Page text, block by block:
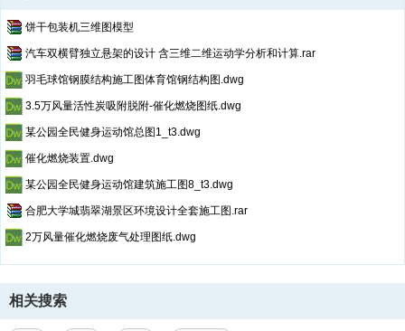
饼干包装机三维图模型
汽车双横臂独立悬架的设计 含三维二维运动学分析和计算.rar
羽毛球馆钢膜结构施工图体育馆钢结构图.dwg
3.5万风量活性炭吸附脱附-催化燃烧图纸.dwg
某公园全民健身运动馆总图1_t3.dwg
催化燃烧装置.dwg
某公园全民健身运动馆建筑施工图8_t3.dwg
合肥大学城翡翠湖景区环境设计全套施工图.rar
2万风量催化燃烧废气处理图纸.dwg
相关搜索